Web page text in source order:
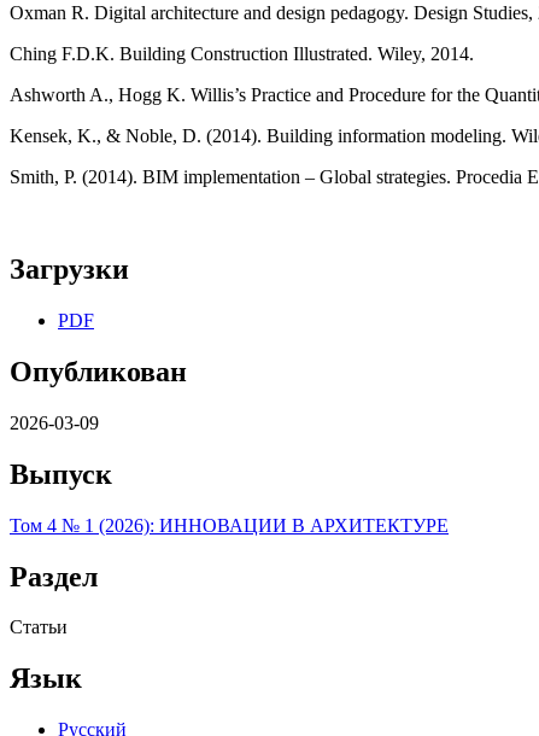
Oxman R. Digital architecture and design pedagogy. Design Studies,
Ching F.D.K. Building Construction Illustrated. Wiley, 2014.
Ashworth A., Hogg K. Willis’s Practice and Procedure for the
Kensek, K., & Noble, D. (2014). Building information modeling.
Smith, P. (2014). BIM implementation – Global strategies. Procedia
Загрузки
PDF
Опубликован
2026-03-09
Выпуск
Том 4 № 1 (2026): ИННОВАЦИИ В АРХИТЕКТУРЕ
Раздел
Статьи
Язык
Русский